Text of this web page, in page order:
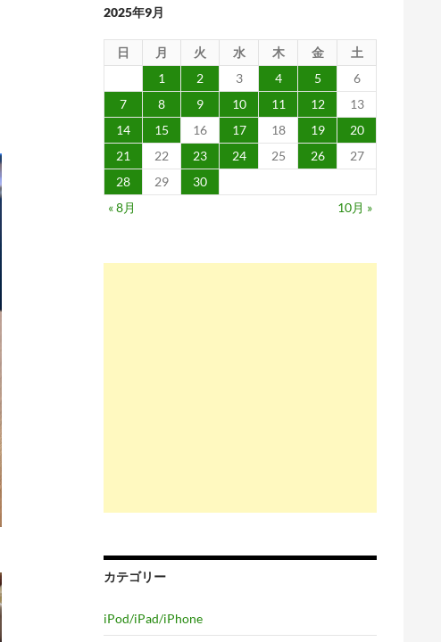
2025年9月
日 月 火 水 木 金
土
1
2 3 4 5
6
7
8 9 10 11 12
13
14
15 16 17 18 19
20
21
22 23 24 25 26
27
28
29
30
« 8月
10月 »
カテゴリー
iPod/iPad/iPhone